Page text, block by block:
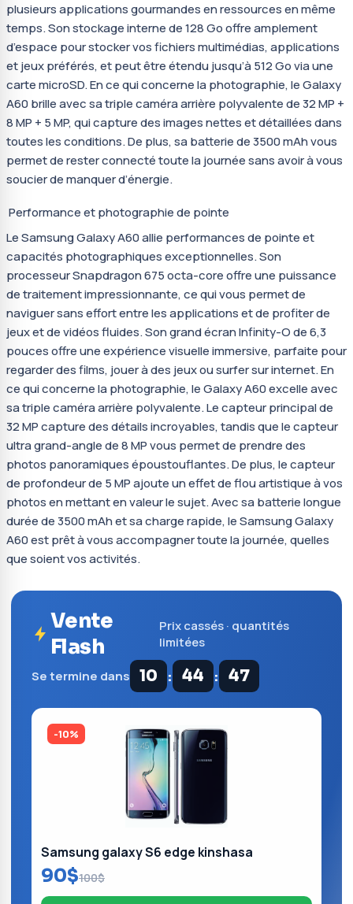
plusieurs applications gourmandes en ressources en même
temps. Son stockage interne de 128 Go offre amplement
d’espace pour stocker vos fichiers multimédias, applications
et jeux préférés, et peut être étendu jusqu’à 512 Go via une
carte microSD. En ce qui concerne la photographie, le Galaxy
A60 brille avec sa triple caméra arrière polyvalente de 32 MP +
8 MP + 5 MP, qui capture des images nettes et détaillées dans
toutes les conditions. De plus, sa batterie de 3500 mAh vous
permet de rester connecté toute la journée sans avoir à vous
soucier de manquer d’énergie.
Performance et photographie de pointe
Le Samsung Galaxy A60 allie performances de pointe et
capacités photographiques exceptionnelles. Son
processeur Snapdragon 675 octa-core offre une puissance
de traitement impressionnante, ce qui vous permet de
naviguer sans effort entre les applications et de profiter de
jeux et de vidéos fluides. Son grand écran Infinity-O de 6,3
pouces offre une expérience visuelle immersive, parfaite pour
regarder des films, jouer à des jeux ou surfer sur internet. En
ce qui concerne la photographie, le Galaxy A60 excelle avec
sa triple caméra arrière polyvalente. Le capteur principal de
32 MP capture des détails incroyables, tandis que le capteur
ultra grand-angle de 8 MP vous permet de prendre des
photos panoramiques époustouflantes. De plus, le capteur
de profondeur de 5 MP ajoute un effet de flou artistique à vos
photos en mettant en valeur le sujet. Avec sa batterie longue
durée de 3500 mAh et sa charge rapide, le Samsung Galaxy
A60 est prêt à vous accompagner toute la journée, quelles
que soient vos activités.
Vente
Flash
Prix cassés · quantités
limitées
Se termine dans 10 : 44 : 46
-10%
Samsung galaxy S6 edge kinshasa
90$100$